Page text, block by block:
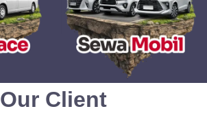
Our Client